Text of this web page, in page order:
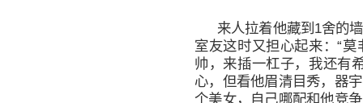
来人拉着他藏到1舍的
室友这时又担心起来：“
帅，来插一杠子，我还有
心，但看他眉清目秀，器
个美女，自己哪配和他竞